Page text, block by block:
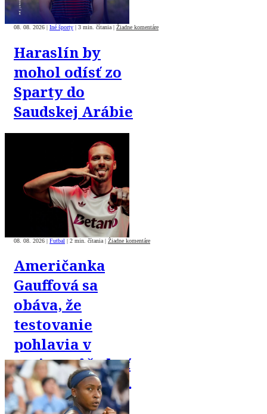
08. 08. 2026 | Iné športy | 3 min. čítania | Žiadne komentáre
Haraslín by
mohol odísť zo
Sparty do
Saudskej Arábie
08. 08. 2026 | Futbal | 2 min. čítania | Žiadne komentáre
Američanka
Gauffová sa
obáva, že
testovanie
pohlavia v
tenise môže byť
zneužité proti
trans komunite